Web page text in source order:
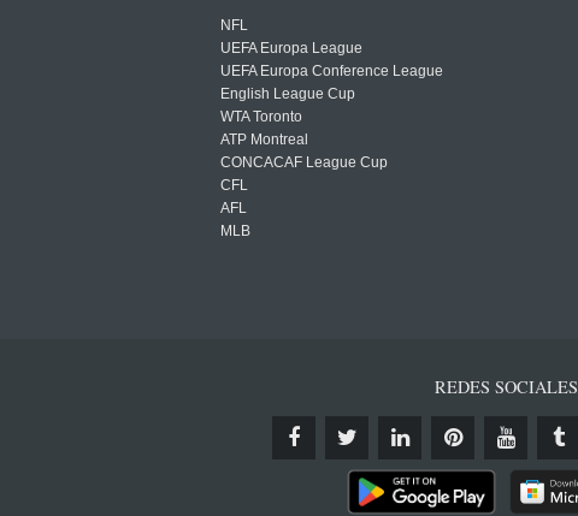
NFL
UEFA Europa League
UEFA Europa Conference League
English League Cup
WTA Toronto
ATP Montreal
CONCACAF League Cup
CFL
AFL
MLB
REDES SOCIALES